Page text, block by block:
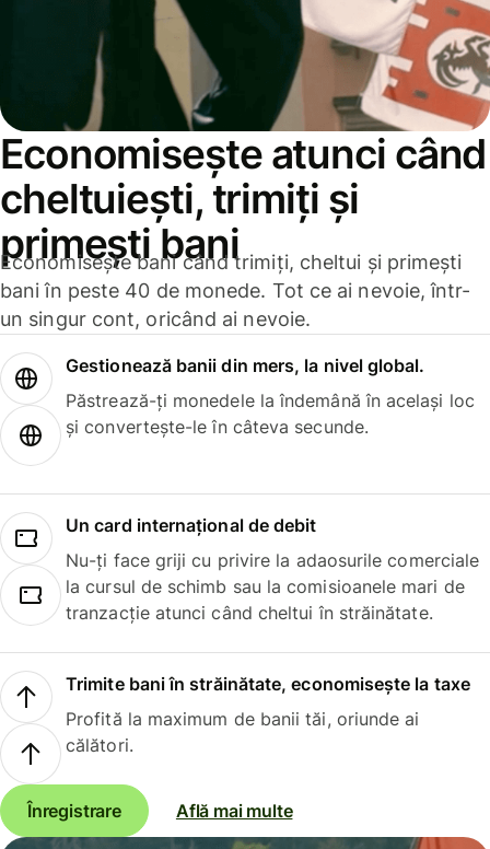
Economisește atunci când
cheltuiești, trimiți și
primești bani
Economisește bani când trimiți, cheltui și primești
bani în peste 40 de monede. Tot ce ai nevoie, într-
un singur cont, oricând ai nevoie.
Gestionează banii din mers, la nivel global.
Păstrează-ți monedele la îndemână în același loc
și convertește-le în câteva secunde.
Un card internațional de debit
Nu-ți face griji cu privire la adaosurile comerciale
la cursul de schimb sau la comisioanele mari de
tranzacție atunci când cheltui în străinătate.
Trimite bani în străinătate, economisește la taxe
Profită la maximum de banii tăi, oriunde ai
călători.
Înregistrare Află mai multe